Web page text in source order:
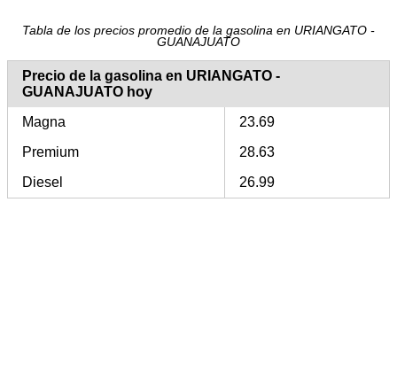
Tabla de los precios promedio de la gasolina en URIANGATO -
GUANAJUATO
Precio de la gasolina en URIANGATO -
GUANAJUATO hoy
Magna
23.69
Premium
28.63
Diesel
26.99